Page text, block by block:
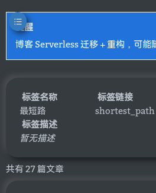
提醒
博客 Serverless 迁移 + 重构，可能
标签名称 标签链接
最短路
shortest_path
标签描述
暂无描述
共有 27 篇文章